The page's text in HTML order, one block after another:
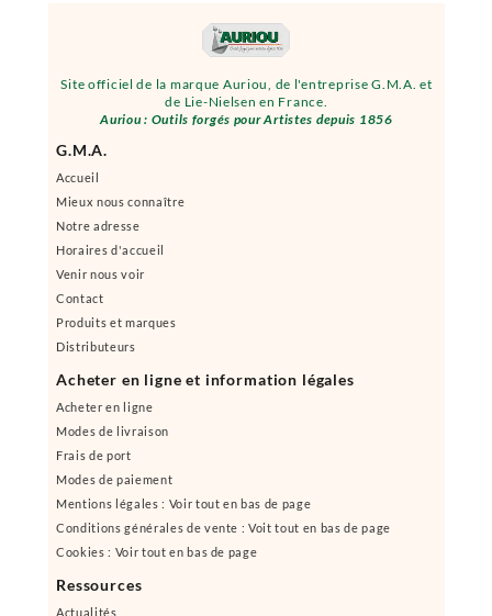
Site officiel de la marque Auriou, de l'entreprise G.M.A. et
de Lie-Nielsen en France.
Auriou : Outils forgés pour Artistes depuis 1856
G.M.A.
Accueil
Mieux nous connaître
Notre adresse
Horaires d'accueil
Venir nous voir
Contact
Produits et marques
Distributeurs
Acheter en ligne et information légales
Acheter en ligne
Modes de livraison
Frais de port
Modes de paiement
Mentions légales : Voir tout en bas de page
Conditions générales de vente : Voit tout en bas de page
Cookies : Voir tout en bas de page
Ressources
Actualités